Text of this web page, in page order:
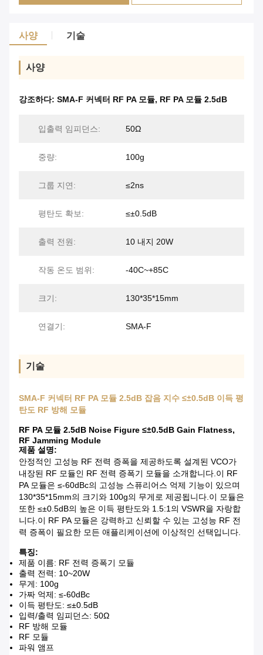
사양 기술
사양
강조하다: SMA-F 커넥터 RF PA 모듈, RF PA 모듈 2.5dB
입출력 임피던스: 50Ω
중량: 100g
그룹 지연: ≤2ns
평탄도 확보: ≤±0.5dB
출력 전원: 10 내지 20W
작동 온도 범위: -40C~+85C
크기: 130*35*15mm
연결기: SMA-F
기술
SMA-F 커넥터 RF PA 모듈 2.5dB 잡음 지수 ≤±0.5dB 이득 평
탄도 RF 방해 모듈
RF PA 모듈 2.5dB Noise Figure ≤±0.5dB Gain Flatness,
RF Jamming Module
제품 설명:
안정적인 고성능 RF 전력 증폭을 제공하도록 설계된 VCO가
내장된 RF 모듈인 RF 전력 증폭기 모듈을 소개합니다.이 RF
PA 모듈은 ≤-60dBc의 고성능 스퓨리어스 억제 기능이 있으며
130*35*15mm의 크기와 100g의 무게로 제공됩니다.이 모듈은
또한 ≤±0.5dB의 높은 이득 평탄도와 1.5:1의 VSWR을 자랑합
니다.이 RF PA 모듈은 강력하고 신뢰할 수 있는 고성능 RF 전
력 증폭이 필요한 모든 애플리케이션에 이상적인 선택입니다.
특징:
제품 이름: RF 전력 증폭기 모듈
출력 전력: 10~20W
무게: 100g
가짜 억제: ≤-60dBc
이득 평탄도: ≤±0.5dB
입력/출력 임피던스: 50Ω
RF 방해 모듈
RF 모듈
파워 앰프